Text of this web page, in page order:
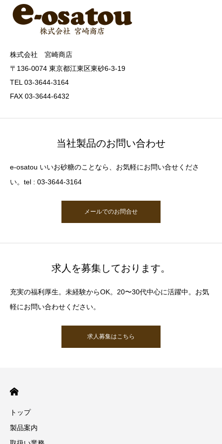
株式会社 宮崎商店
〒136-0074 東京都江東区東砂6-3-19
TEL 03-3644-3164
FAX 03-3644-6432
当社製品のお問い合わせ
e-osatou いいお砂糖のことなら、お気軽にお問い合せくださ
い。tel : 03-3644-3164
メールでのお問合せ
求人を募集しております。
充実の福利厚生。未経験からOK。20〜30代中心に活躍中。お気
軽にお問い合わせください。
求人募集はこちら
トップ
製品案内